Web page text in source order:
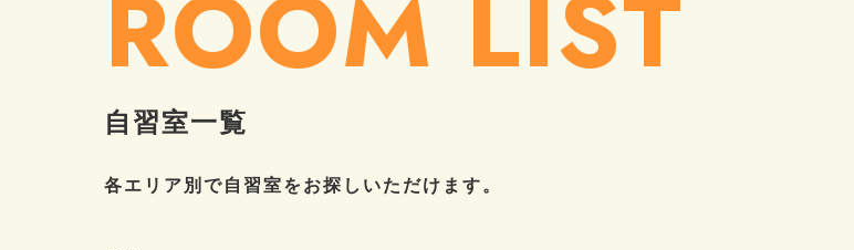
ROOM LIST
自習室一覧
各エリア別で自習室をお探しいただけます。